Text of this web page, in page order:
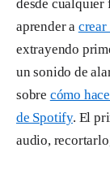
desde cualquier
aprender a crear
extrayendo
un sonido de
sobre cómo
de Spotify. El
audio,